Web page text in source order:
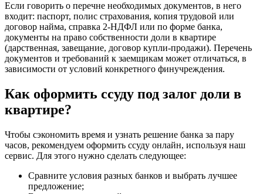
Если говорить о перечне необходимых документов, в него
входит: паспорт, полис страхования, копия трудовой или
договор найма, справка 2-НДФЛ или по форме банка,
документы на право собственности доли в квартире
(дарственная, завещание, договор купли-продажи). Перечень
документов и требований к заемщикам может отличаться, в
зависимости от условий конкретного финучреждения.
Как оформить ссуду под залог доли в
квартире?
Чтобы сэкономить время и узнать решение банка за пару
часов, рекомендуем оформить ссуду онлайн, используя наш
сервис. Для этого нужно сделать следующее:
Сравните условия разных банков и выбрать лучшее
предложение;